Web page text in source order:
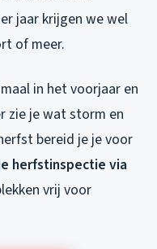
jaar krijgen we wel
of meer.
in het voorjaar en
zie je wat storm en
bereid je je voor
herfstinspectie via
vrij voor